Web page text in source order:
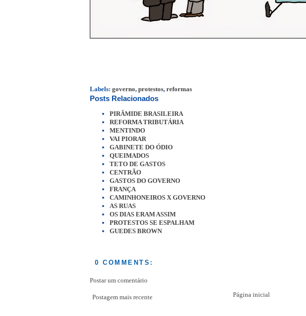
Labels: governo, protestos, reformas
Posts Relacionados
PIRÂMIDE BRASILEIRA
REFORMA TRIBUTÁRIA
MENTINDO
VAI PIORAR
GABINETE DO ÓDIO
QUEIMADOS
TETO DE GASTOS
CENTRÃO
GASTOS DO GOVERNO
FRANÇA
CAMINHONEIROS X GOVERNO
AS RUAS
OS DIAS ERAM ASSIM
PROTESTOS SE ESPALHAM
GUEDES BROWN
0 COMMENTS:
Postar um comentário
Postagem mais recente Página inicial